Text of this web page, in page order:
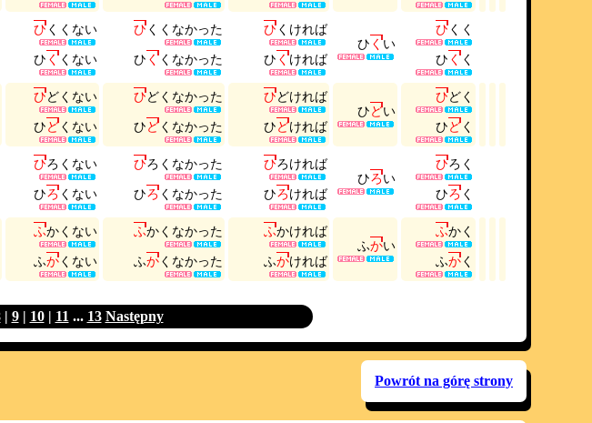
ひく く ない
ひ くく ない
ひく く なかった
ひ くく なかった
ひく ければ
ひ くければ
ひ くい
ひく く
ひ くく
ひどく ない
ひどく ない
ひどく なかった
ひどく なかった
ひどければ
ひどければ
ひどい
ひどく
ひどく
ひろ く ない
ひろく ない
ひろ く なかった
ひろく なかった
ひろければ
ひろければ
ひろい
ひろ く
ひろく
ふかく ない
ふかく ない
ふかく なかった
ふかく なかった
ふかければ
ふかければ
ふかい
ふかく
ふかく
| 9| 10| 11 ... 13 Następny
Powrót na górę strony